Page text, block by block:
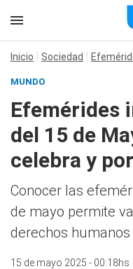
Inicio Sociedad
MUNDO
Efemérides
del 15 de
celebra y
Conocer las
de mayo permite
derechos
15 de mayo 2025 - 00:18hs